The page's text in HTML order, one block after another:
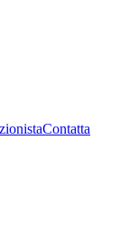
Contatta